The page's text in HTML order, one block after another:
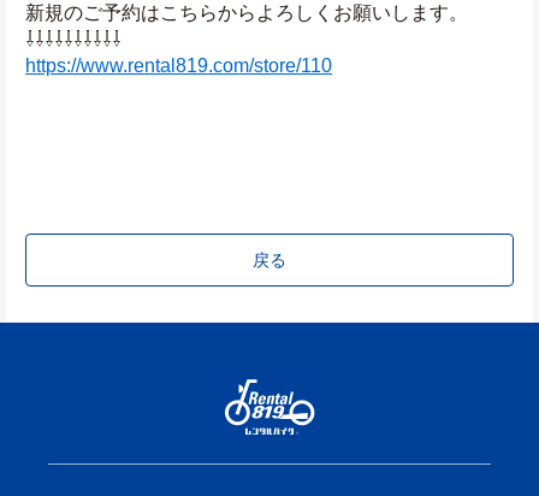
新規のご予約はこちらからよろしくお願いします。
⇩⇩⇩⇩⇩⇩⇩⇩⇩⇩
https://www.rental819.com/store/110
戻る